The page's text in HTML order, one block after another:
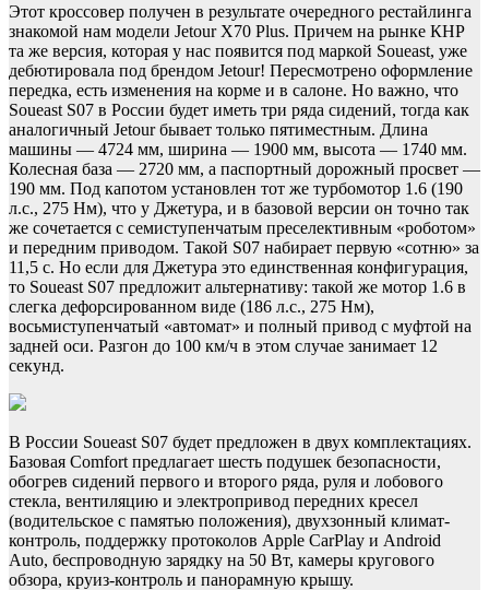
Этот кроссовер получен в результате очередного рестайлинга
знакомой нам модели Jetour X70 Plus. Причем на рынке КНР
та же версия, которая у нас появится под маркой Soueast, уже
дебютировала под брендом Jetour! Пересмотрено оформление
передка, есть изменения на корме и в салоне. Но важно, что
Soueast S07 в России будет иметь три ряда сидений, тогда как
аналогичный Jetour бывает только пятиместным. Длина
машины — 4724 мм, ширина — 1900 мм, высота — 1740 мм.
Колесная база — 2720 мм, а паспортный дорожный просвет —
190 мм. Под капотом установлен тот же турбомотор 1.6 (190
л.с., 275 Нм), что у Джетура, и в базовой версии он точно так
же сочетается с семиступенчатым преселективным «роботом»
и передним приводом. Такой S07 набирает первую «сотню» за
11,5 с. Но если для Джетура это единственная конфигурация,
то Soueast S07 предложит альтернативу: такой же мотор 1.6 в
слегка дефорсированном виде (186 л.с., 275 Нм),
восьмиступенчатый «автомат» и полный привод с муфтой на
задней оси. Разгон до 100 км/ч в этом случае занимает 12
секунд.
В России Soueast S07 будет предложен в двух комплектациях.
Базовая Comfort предлагает шесть подушек безопасности,
обогрев сидений первого и второго ряда, руля и лобового
стекла, вентиляцию и электропривод передних кресел
(водительское с памятью положения), двухзонный климат-
контроль, поддержку протоколов Apple CarPlay и Android
Auto, беспроводную зарядку на 50 Вт, камеры кругового
обзора, круиз-контроль и панорамную крышу.